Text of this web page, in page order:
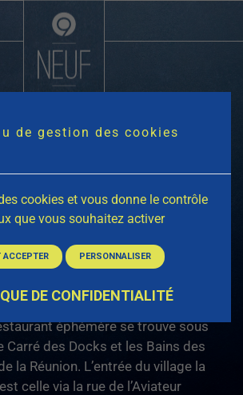
de gestion des cookies
cookies et vous donne le contrôle
que vous souhaitez activer
ACCEPTER PERSONNALISER
DE CONFIDENTIALITÉ
principal
pour le déjeuner à partir
éphémère se trouve sous
Carré des Docks et les Bains des
la Réunion. L’entrée du village la
celle via la rue de l’Aviateur